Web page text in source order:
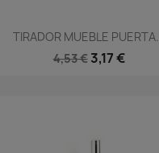
TIRADOR MUEBLE
4,53 € 3,17 €